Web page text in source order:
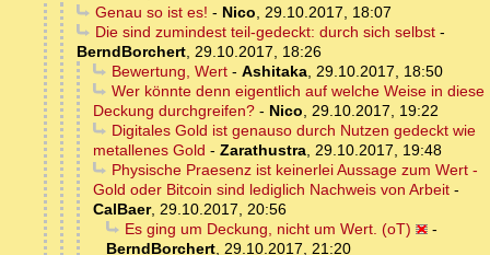
Genau so ist es! - Nico, 29.10.2017, 18:07
Die sind zumindest teil-gedeckt: durch sich selbst-
BerndBorchert, 29.10.2017, 18:26
Bewertung, Wert- Ashitaka, 29.10.2017, 18:50
Wer könnte denn eigentlich auf welche Weise in diese
Deckung durchgreifen? - Nico, 29.10.2017, 19:22
Digitales Gold ist genauso durch Nutzen gedeckt wie
metallenes Gold - Zarathustra, 29.10.2017, 19:48
Physische Praesenz ist keinerlei Aussage zum Wert -
Gold oder Bitcoin sind lediglich Nachweis von Arbeit -
CalBaer, 29.10.2017, 20:56
Es ging um Deckung, nicht um Wert. (oT)
-
BerndBorchert, 29.10.2017, 21:20